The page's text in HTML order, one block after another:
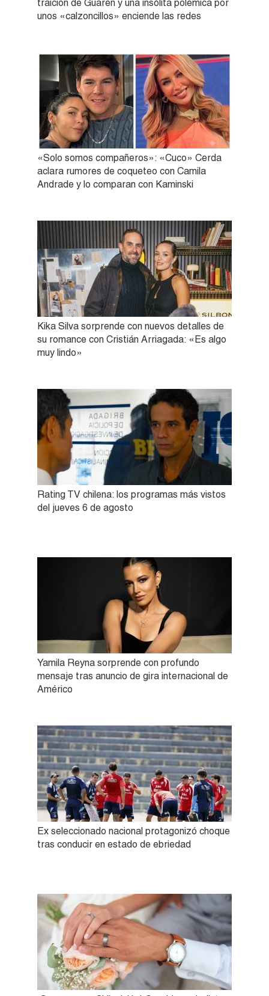
traición de Guarén y una insólita polémica por
unos «calzoncillos» enciende las redes
«Solo somos compañeros»: «Cuco» Cerda
aclara rumores de coqueteo con Camila
Andrade y lo comparan con Kaminski
Kika Silva sorprende con nuevos detalles de
su romance con Cristián Arriagada: «Es algo
muy lindo»
Rating TV chilena: los programas más vistos
del jueves 6 de agosto
Yamila Reyna sorprende con profundo
mensaje tras anuncio de gira internacional de
Américo
Ex seleccionado nacional protagonizó choque
tras conducir en estado de ebriedad